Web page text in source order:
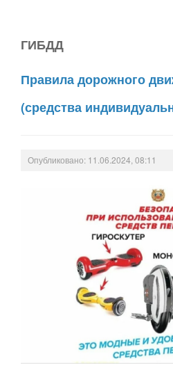
ГИБДД
Правила дорожного
(средства
Опубликовано: 11.06.2024, 08:11